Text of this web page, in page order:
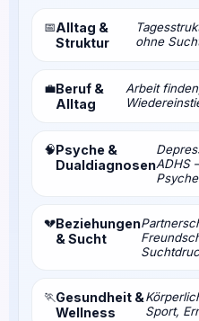
📅Alltag &
Struktur
ohne
💼Beruf &
Alltag
Arbeit
🧠Psyche &
DualdiagnosenADHS
💔Beziehungen
& Sucht
🏃Gesundheit &
Wellness
Sport,